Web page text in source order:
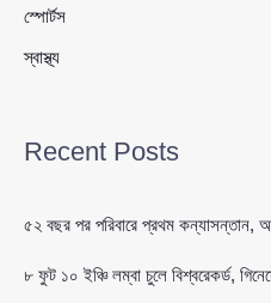
স্পোর্টস
স্বাস্থ্য
Recent Posts
৫২ বছর পর পরিবারে প্রথম কন্যাসন্তান,
৮ ফুট ১০ ইঞ্চি লম্বা চুলে বিশ্বরেকর্ড,